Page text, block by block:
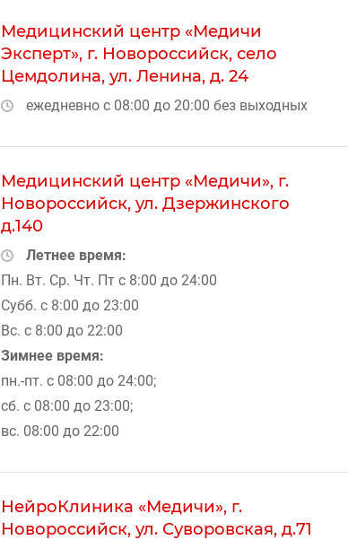
Медицинский центр «Медичи
Эксперт», г. Новороссийск, село
Цемдолина, ул. Ленина, д. 24
ежедневно с 08:00 до 20:00 без выходных
Медицинский центр «Медичи», г.
Новороссийск, ул. Дзержинского
д.140
Летнее время:
Пн. Вт. Ср. Чт. Пт с 8:00 до 24:00
Субб. с 8:00 до 23:00
Вс. с 8:00 до 22:00
Зимнее время:
пн.-пт. с 08:00 до 24:00;
сб. с 08:00 до 23:00;
вс. 08:00 до 22:00
НейроКлиника «Медичи», г.
Новороссийск, ул. Суворовская, д.71